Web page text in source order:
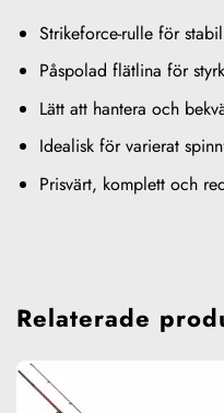
Strikeforce-rulle för
Påspolad flätlina för
Lätt att hantera och
Idealisk för varierat
Prisvärt, komplett och
Relaterade